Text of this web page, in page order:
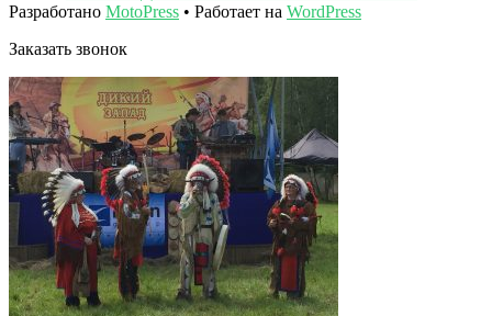
Разработано MotoPress • Работает на WordPress
Заказать звонок